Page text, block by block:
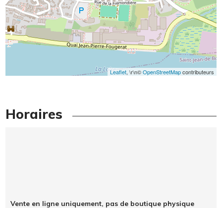
Leaflet, \r\n©OpenStreetMapcontributeurs
Horaires
Vente en ligne uniquement, pas de boutique physique